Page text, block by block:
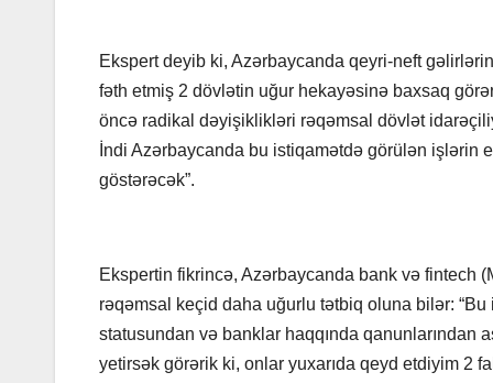
Ekspert deyib ki, Azərbaycanda qeyri-neft
fəth etmiş 2 dövlətin uğur hekayəsinə baxsaq
öncə radikal dəyişiklikləri rəqəmsal dövlət
İndi Azərbaycanda bu istiqamətdə görülən işlərin
göstərəcək”.
Ekspertin fikrincə, Azərbaycanda bank və fintech
rəqəmsal keçid daha uğurlu tətbiq oluna bilər:
statusundan və banklar haqqında qanunlarından
yetirsək görərik ki, onlar yuxarıda qeyd etdiyim 2